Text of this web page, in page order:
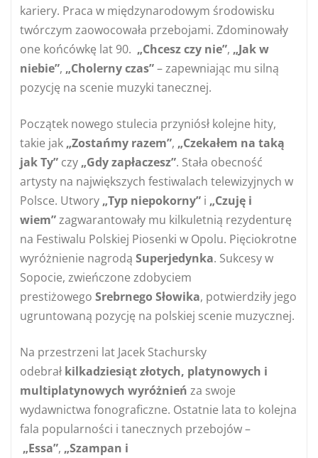
kariery. Praca w międzynarodowym środowisku
twórczym zaowocowała przebojami. Zdominowały
one końcówkę lat 90. „Chcesz czy nie”, „Jak w
niebie”, „Cholerny czas”– zapewniając mu silną
pozycję na scenie muzyki tanecznej.
Początek nowego stulecia przyniósł kolejne hity,
takie jak „Zostańmy razem”, „Czekałem na taką
jak Ty” czy „Gdy zapłaczesz”. Stała obecność
artysty na największych festiwalach telewizyjnych w
Polsce. Utwory „Typ niepokorny” i „Czuję i
wiem”zagwarantowały mu kilkuletnią rezydenturę
na Festiwalu Polskiej Piosenki w Opolu. Pięciokrotne
wyróżnienie nagrodą Superjedynka. Sukcesy w
Sopocie, zwieńczone zdobyciem
prestiżowego Srebrnego Słowika, potwierdziły jego
ugruntowaną pozycję na polskiej scenie muzycznej.
Na przestrzeni lat Jacek Stachursky
odebrał kilkadziesiąt złotych, platynowych i
multiplatynowych wyróżnień za swoje
wydawnictwa fonograficzne. Ostatnie lata to kolejna
fala popularności i tanecznych przebojów –
„Essa”, „Szampan i